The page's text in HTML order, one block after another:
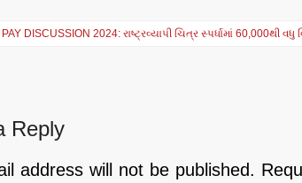
DISCUSSION 2024: રાષ્ટ્રવ્યાપી ચિત્ર સ્પર્ધામાં 60,000થી
Reply
address will not be published.